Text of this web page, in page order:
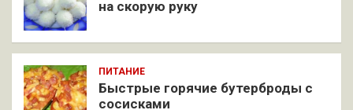
на скорую руку
ПИТАНИЕ
Быстрые горячие бутерброды с
сосисками